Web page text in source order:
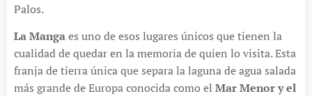
Palos.
La Mangaes uno de esos lugares únicos que tienen la
cualidad de quedar en la memoria de quien lo visita. Esta
franja de tierra única que separa la laguna de agua salada
más grande de Europa conocida como el Mar Menor y el